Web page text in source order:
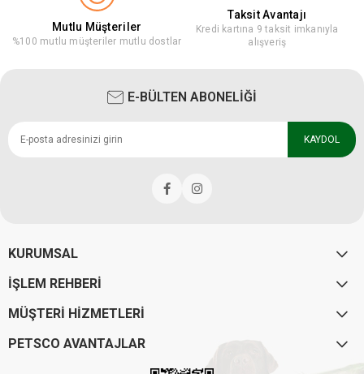
Mutlu Müşteriler
%100 mutlu müşteriler mutlu dostlar
Taksit Avantajı
Kredi kartına 9 taksit imkanıyla
alışveriş
E-BÜLTEN ABONELİĞİ
KAYDOL
KURUMSAL
İŞLEM REHBERİ
MÜŞTERİ HİZMETLERİ
PETSCO AVANTAJLAR